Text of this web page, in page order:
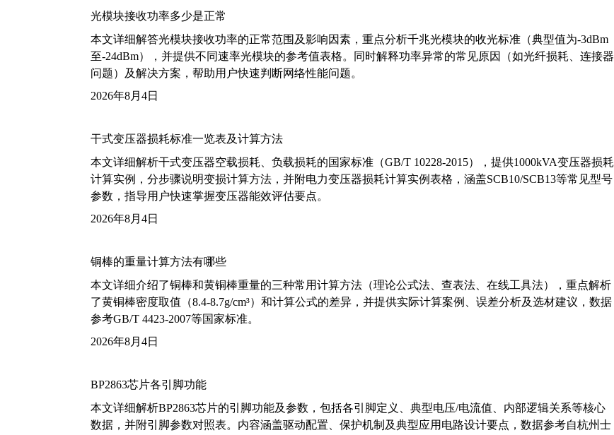
光模块接收功率多少是正常
本文详细解答光模块接收功率的正常范围及影响因素，重点分析千兆光模块的收光标准（典型值为-3dBm
至-24dBm），并提供不同速率光模块的参考值表格。同时解释功率异常的常见原因（如光纤损耗、连接器
问题）及解决方案，帮助用户快速判断网络性能问题。
2026年8月4日
干式变压器损耗标准一览表及计算方法
本文详细解析干式变压器空载损耗、负载损耗的国家标准（GB/T 10228-2015），提供1000kVA变压器损耗
计算实例，分步骤说明变损计算方法，并附电力变压器损耗计算实例表格，涵盖SCB10/SCB13等常见型号
参数，指导用户快速掌握变压器能效评估要点。
2026年8月4日
铜棒的重量计算方法有哪些
本文详细介绍了铜棒和黄铜棒重量的三种常用计算方法（理论公式法、查表法、在线工具法），重点解析
了黄铜棒密度取值（8.4-8.7g/cm³）和计算公式的差异，并提供实际计算案例、误差分析及选材建议，数据
参考GB/T 4423-2007等国家标准。
2026年8月4日
BP2863芯片各引脚功能
本文详细解析BP2863芯片的引脚功能及参数，包括各引脚定义、典型电压/电流值、内部逻辑关系等核心
数据，并附引脚参数对照表。内容涵盖驱动配置、保护机制及典型应用电路设计要点，数据参考自杭州士